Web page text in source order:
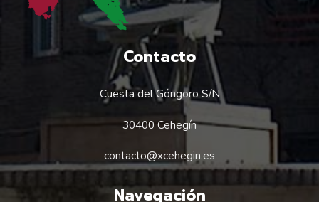
Contacto
Cuesta del Góngoro S/N
30400 Cehegín
contacto@xcehegin.es
Navegación